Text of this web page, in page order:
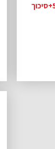
כבל RGBHV קואקס 5X COAX+סיכוך